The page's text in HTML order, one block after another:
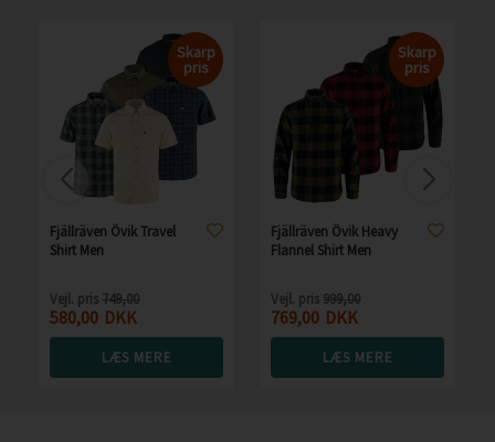
Skarp
pris
Fjällräven Övik Travel
Shirt Men
Vejl. pris 749,00
580,00 DKK
LÆS MERE
Skarp
pris
Fjällräven Övik Heavy
Flannel Shirt Men
Vejl. pris 999,00
769,00 DKK
LÆS MERE